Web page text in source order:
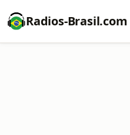
Radios-Brasil.com